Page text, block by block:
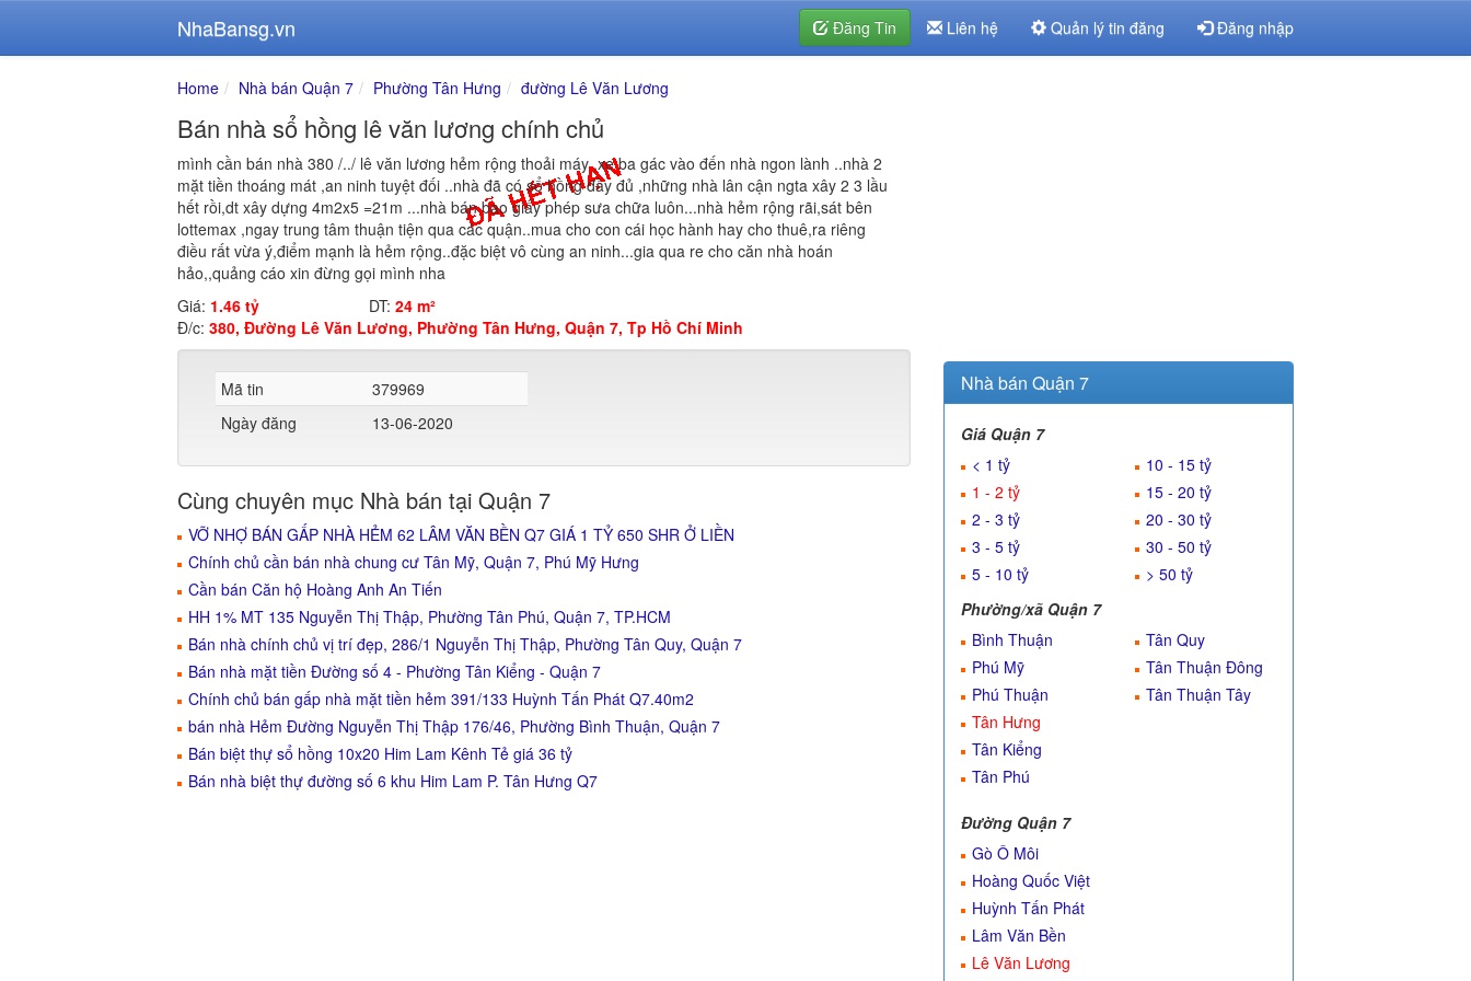
NhaBansg.vn Đăng Tin Liên hệ Quản lý tin đăng Đăng nhập
Home Nhà bán Quận 7 Phường Tân Hưng đường Lê Văn Lương
Bán nhà sổ hồng lê văn lương chính chủ
mình cần bán nhà 380 /../ lê văn lương hẻm rộng thoải máy ,xe ba gác vào đến nhà ngon lành ..nhà 2
mặt tiền thoáng mát ,an ninh tuyệt đối ..nhà đã có sổ hồng đầy đủ ,những nhà lân cận ngta xây 2 3 lầu
hết rồi,dt xây dựng 4m2x5 =21m ...nhà bán bao giấy phép sưa chữa luôn...nhà hẻm rộng rãi,sát bên
lottemax ,ngay trung tâm thuận tiện qua các quận..mua cho con cái học hành hay cho thuê,ra riêng
điều rất vừa ý,điểm mạnh là hẻm rộng..đặc biệt vô cùng an ninh...gia qua re cho căn nhà hoán
hảo,,quảng cáo xin đừng gọi mình nha
Giá: 1.46 tỷ DT: 24 m²
Đ/c: 380, Đường Lê Văn Lương, Phường Tân Hưng, Quận 7, Tp Hồ Chí Minh
Mã tin
379969
Ngày đăng
13-06-2020
Cùng chuyên mục Nhà bán tại Quận 7
VỠ NHỢ BÁN GẤP NHÀ HẺM 62 LÂM VĂN BỀN Q7 GIÁ 1 TỶ 650 SHR Ở LIỀN
Chính chủ cần bán nhà chung cư Tân Mỹ, Quận 7, Phú Mỹ Hưng
Cần bán Căn hộ Hoàng Anh An Tiến
HH 1% MT 135 Nguyễn Thị Thập, Phường Tân Phú, Quận 7, TP.HCM
Bán nhà chính chủ vị trí đẹp, 286/1 Nguyễn Thị Thập, Phường Tân Quy, Quận 7
Bán nhà mặt tiền Đường số 4 - Phường Tân Kiểng - Quận 7
Chính chủ bán gấp nhà mặt tiền hẻm 391/133 Huỳnh Tấn Phát Q7.40m2
bán nhà Hẻm Đường Nguyễn Thị Thập 176/46, Phường Bình Thuận, Quận 7
Bán biệt thự sổ hồng 10x20 Him Lam Kênh Tẻ giá 36 tỷ
Bán nhà biệt thự đường số 6 khu Him Lam P. Tân Hưng Q7
Nhà bán Quận 7
Giá Quận 7
< 1 tỷ
1 - 2 tỷ
2 - 3 tỷ
3 - 5 tỷ
5 - 10 tỷ
10 - 15 tỷ
15 - 20 tỷ
20 - 30 tỷ
30 - 50 tỷ
> 50 tỷ
Phường/xã Quận 7
Bình Thuận
Phú Mỹ
Phú Thuận
Tân Hưng
Tân Kiểng
Tân Phú
Tân Quy
Tân Thuận Đông
Tân Thuận Tây
Đường Quận 7
Gò Ô Môi
Hoàng Quốc Việt
Huỳnh Tấn Phát
Lâm Văn Bền
Lê Văn Lương